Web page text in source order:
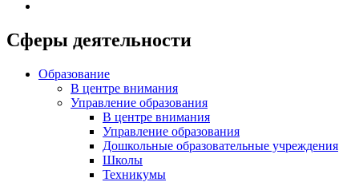
Сферы деятельности
Образование
В центре внимания
Управление образования
В центре внимания
Управление образования
Дошкольные образовательные учреждения
Школы
Техникумы